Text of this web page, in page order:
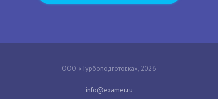
ООО «Турбоподготовка», 2026